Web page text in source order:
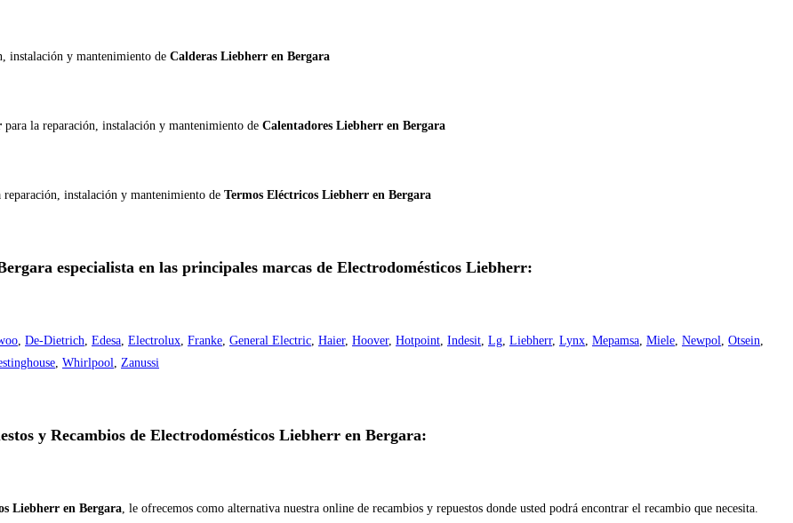
instalación y mantenimiento de Calderas Liebherr en Bergara
para la reparación, instalación y mantenimiento de Calentadores Liebherr en Bergara
reparación, instalación y mantenimiento de Termos Eléctricos Liebherr en Bergara
especialista en las principales marcas de Electrodomésticos Liebherr:
, De-Dietrich, Edesa, Electrolux, Franke, General Electric, Haier, Hoover, Hotpoint, Indesit, Lg, Liebherr, Lynx, Mepamsa, Miele, Newpol, Otsein,
, Whirlpool, Zanussi
y Recambios de Electrodomésticos Liebherr en Bergara:
Liebherr en Bergara, le ofrecemos como alternativa nuestra online de recambios y repuestos donde usted podrá encontrar el recambio que necesita.